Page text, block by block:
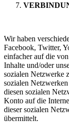
Wir haben
Facebook, Twitter,
einfacher auf die
Inhalte und/oder
sozialen Netzwerke
sozialen
diesen sozialen
Konto auf die
dieser sozialen
übermittelt.